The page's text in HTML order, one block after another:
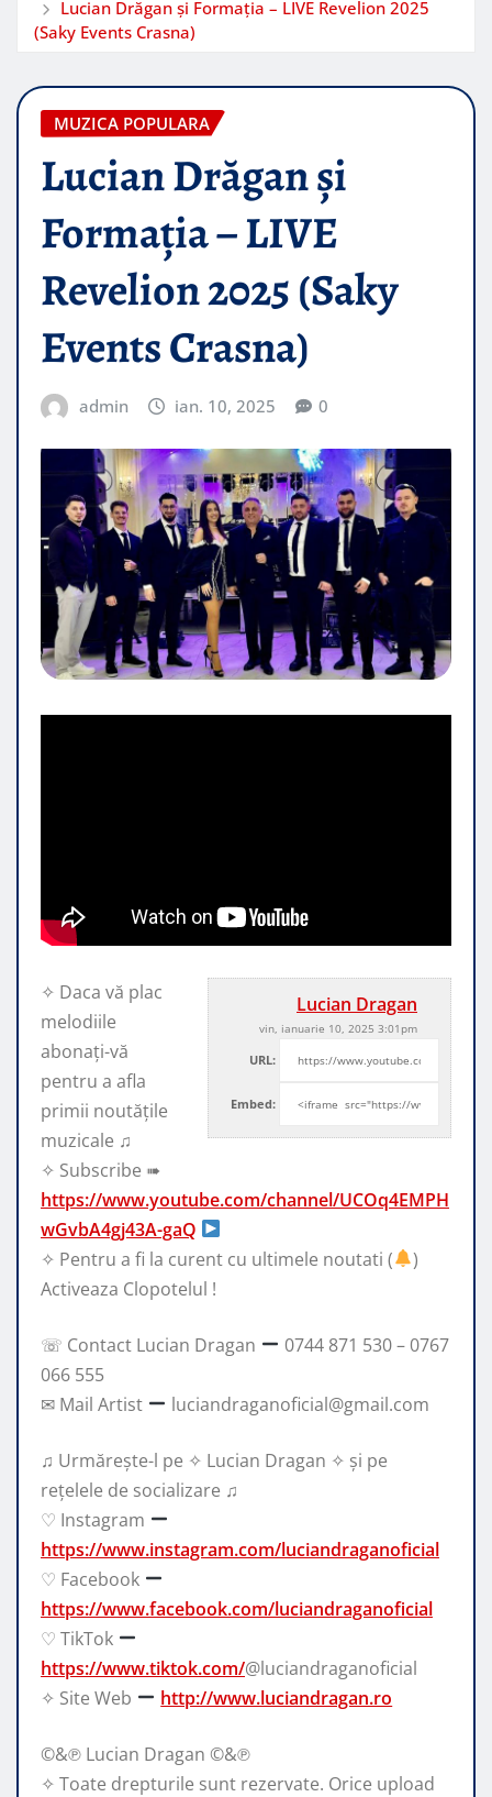
Lucian Drăgan și Formația – LIVE Revelion 2025
(Saky Events Crasna)
MUZICA POPULARA
Lucian Drăgan și
Formația – LIVE
Revelion 2025 (Saky
Events Crasna)
admin ian. 10, 2025 0
Lucian Dragan
vin, ianuarie 10, 2025 3:01pm
URL:
Embed:
✧ Daca vă plac
melodiile
abonați-vă
pentru a afla
primii noutățile
muzicale ♫
✧ Subscribe ➠
https://www.youtube.com/channel/UCOq4EMPH
wGvbA4gj43A-gaQ
✧ Pentru a fi la curent cu ultimele noutati (
)
Activeaza Clopotelul !
☏ Contact Lucian Dragan
0744 871 530 – 0767
066 555
✉ Mail Artist
luciandraganoficial@gmail.com
♫ Urmărește-l pe ✧ Lucian Dragan ✧ și pe
rețelele de socializare ♫
♡ Instagram
https://www.instagram.com/luciandraganoficial
♡ Facebook
https://www.facebook.com/luciandraganoficial
♡ TikTok
https://www.tiktok.com/@luciandraganoficial
✧ Site Web
http://www.luciandragan.ro
©&℗ Lucian Dragan ©&℗
✧ Toate drepturile sunt rezervate. Orice upload